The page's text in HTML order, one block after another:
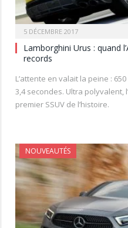
5 DÉCEMBRE 2017
Lamborghini Urus : quand
records
L’attente en valait la peine :
3,4 secondes. Ultra polyvalent,
premier SSUV de l’histoire.
NOUVEAUTÉS